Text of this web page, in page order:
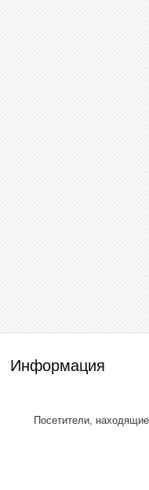
Информация
Посетители,